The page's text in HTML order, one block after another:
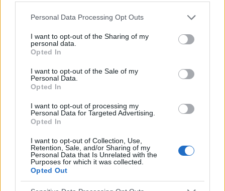
Please note that this website/app uses one or more Google
not limited to your visit or usage behaviour. You may click to
grant or deny consent to Google and its third-party tags to
use your data for below specified purposes in below Google
consent section.
Personal Data Processing Opt Outs
I want to opt-out of the Sharing of my
personal data.
Opted In
I want to opt-out of the Sale of my
Personal Data.
Opted In
I want to opt-out of processing my
Personal Data for Targeted Advertising.
Opted In
I want to opt-out of Collection, Use,
Retention, Sale, and/or Sharing of my
Personal Data that Is Unrelated with the
Purposes for which it was collected.
Opted Out
courantes. Elle résulte principalement d'une infection virale
surinfection...